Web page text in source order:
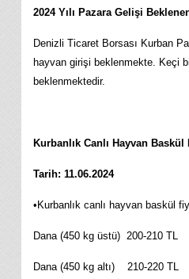
2024 Yılı Pazara Gelişi
Denizli Ticaret Borsası Kurban
hayvan girişi beklenmekte. Keçi
beklenmektedir.
Kurbanlık Canlı Hayvan Baskül
Tarih: 11.06.2024
•Kurbanlık canlı hayvan baskül
Dana (450 kg üstü) 200-210 TL
Dana (450 kg altı) 210-220 TL